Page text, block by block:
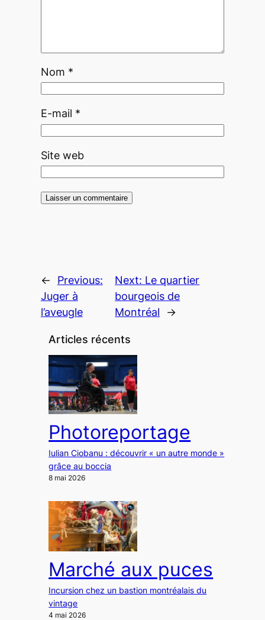
Nom *
E-mail *
Site web
←
Previous:
Juger à
l’aveugle
Next: Le quartier
bourgeois de
Montréal
→
Articles récents
Photoreportage
Iulian Ciobanu : découvrir « un autre monde »
grâce au boccia
8 mai 2026
Marché aux puces
Incursion chez un bastion montréalais du
vintage
4 mai 2026